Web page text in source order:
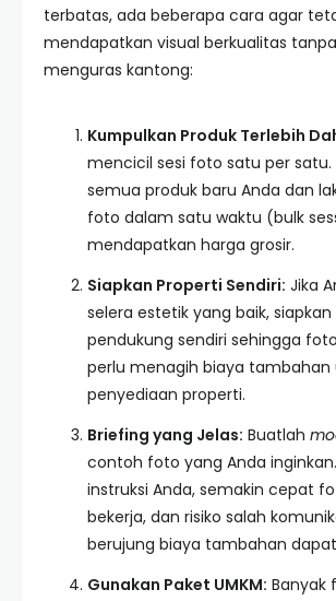
terbatas, ada beberapa cara agar
mendapatkan visual berkualitas
menguras kantong:
Kumpulkan Produk Terlebih
mencicil sesi foto satu per satu.
semua produk baru Anda dan
foto dalam satu waktu (bulk
mendapatkan harga grosir.
Siapkan Properti Sendiri: Jika
selera estetik yang baik,
pendukung sendiri sehingga
perlu menagih biaya tambahan
penyediaan properti.
Briefing yang Jelas: Buatlah
contoh foto yang Anda
instruksi Anda, semakin cepat
bekerja, dan risiko salah
berujung biaya tambahan
Gunakan Paket UMKM: Banyak